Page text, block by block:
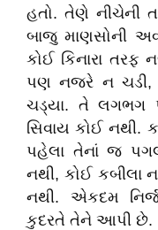
હતો. તેણે નીચેની
બાજુ માણસોની
કોઈ કિનારા તરફ
પણ નજરે ન ચડી,
ચડ્યા. તે લગભગ
સિવાય કોઈ નથી.
પહેલા તેનાં જ
નથી, કોઈ કબીલા
નથી. એકદમ
કુદરતે તેને આપી છે.